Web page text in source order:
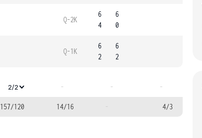
Q-2K
6
4
6
0
Q-1K
6
2
6
2
2/2 - - -
157/120 14/16 - 4/3